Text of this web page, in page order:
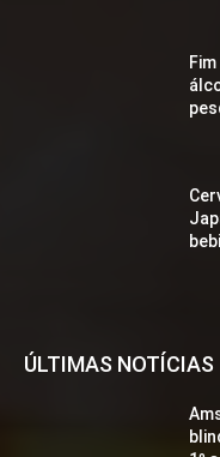
ÚLTIMAS NOTÍCIAS